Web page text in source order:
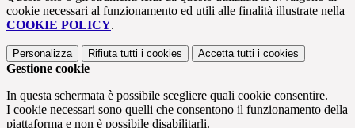
cookie necessari al funzionamento ed utili alle finalità illustrate nella
COOKIE POLICY.
Personalizza Rifiuta tutti i cookies Accetta tutti i cookies
Gestione cookie
In questa schermata è possibile scegliere quali cookie consentire.
I cookie necessari sono quelli che consentono il funzionamento della
piattaforma e non è possibile disabilitarli.